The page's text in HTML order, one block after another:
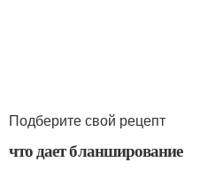
Подберите свой рецепт
что дает бланширование